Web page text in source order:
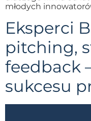
młodych
Eksperci
pitching,
feedback
sukcesu